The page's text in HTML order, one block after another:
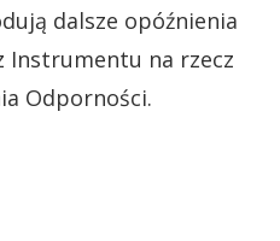
dalsze opóźnienia
Instrumentu na rzecz
Odporności.